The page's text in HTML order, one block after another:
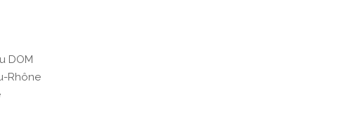
DOM
Rhône